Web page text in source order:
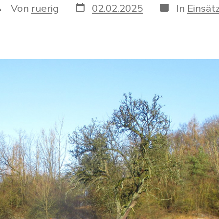
Von ruerig Veröffentlichungsdatum
02.02.2025 Kategorien
In